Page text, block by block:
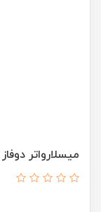
ميسلارواتر